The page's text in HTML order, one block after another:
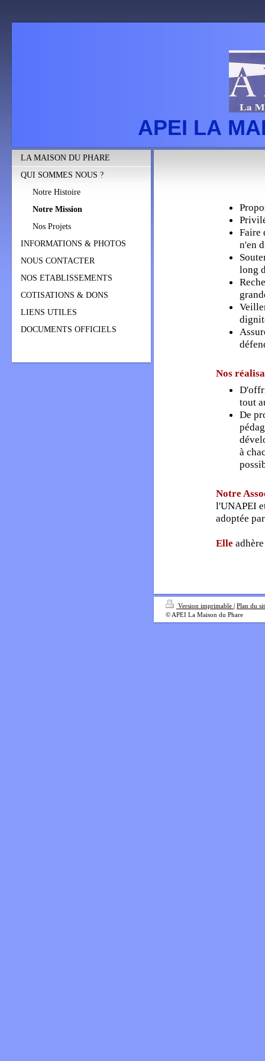
APEI LA
LA MAISON DU PHARE
QUI SOMMES NOUS ?
Notre Histoire
Notre Mission
Nos Projets
INFORMATIONS & PHOTOS
NOUS CONTACTER
NOS ETABLISSEMENTS
COTISATIONS & DONS
LIENS UTILES
DOCUMENTS OFFICIELS
Faire
n'en
long
Nos
tout
De
à
Notre
l'UNAPEI
adoptée
Elle
Version imprimable | Plan du
© APEI La Maison du Phare